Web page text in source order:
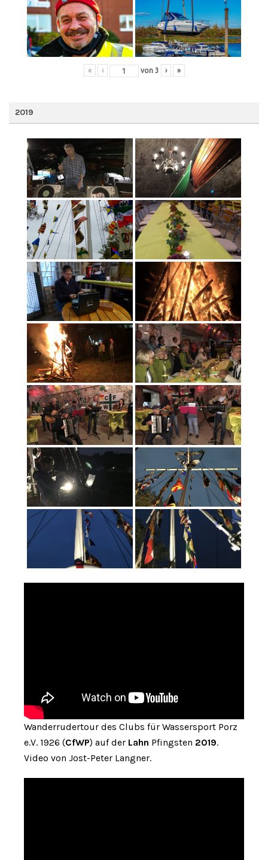
« ‹ von 3 › »
2019
Wanderrudertour des Clubs für Wassersport Porz
e.V. 1926 (CfWP) auf der Lahn Pfingsten 2019.
Video von Jost-Peter Langner.